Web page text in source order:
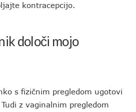
kontracepcijo.
določi mojo
s fizičnim pregledom ugotovi
z vaginalnim pregledom